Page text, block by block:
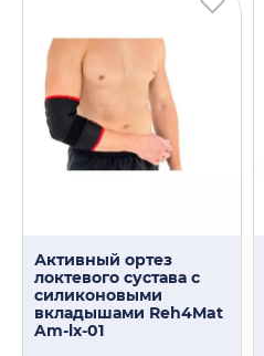
Активный ортез
локтевого сустава с
силиконовыми
вкладышами Reh4Mat
Am-lx-01